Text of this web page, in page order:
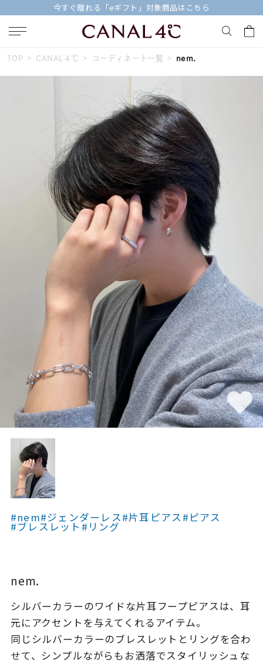
今すぐ贈れる「eギフト」対象商品はこちら
キーワードで検索する
人気検索キーワード
#ハーフエタニティリング #エタニティ
#ダイヤモンド ネックレス #eギフト
Canal４℃
すべてのジュエリー
誕生石
モチーフ
石の色
ファッションテイス
ト
着用シーン
レディース
リングサイズ
TOP CANAL４℃ コーディネート一覧 nem.
#nem#ジェンダーレス#片耳ピアス #ピアス
#ブレスレット#リング
nem.
シルバーカラーのワイドな片耳フープピアスは、耳
元にアクセントを与えてくれるアイテム。
同じシルバーカラーのブレスレットとリングを合わ
せて、シンプルながらもお洒落でスタイリッシュな